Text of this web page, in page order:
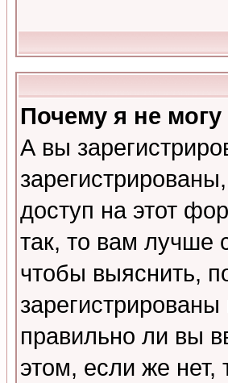
Почему я не могу
А вы
доступ на этот
так, то вам лучше
чтобы выяснить,
правильно ли вы
этом, если же нет,